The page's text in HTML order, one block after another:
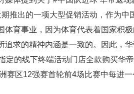
推出的一项大型促销活动，作为
体育事业，因为体育代表着国家积
追求的精神内涵是一致的。因此，
定的线下终端活动门店全款购买华
赛区12强赛首轮前4场比赛中每进